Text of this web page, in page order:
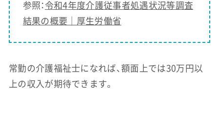
参照： 令和4年度介護従事者処遇状況等調査
結果の概要｜厚生労働省
常勤の介護福祉士になれば、額面上では30万円以
上の収入が期待できます。